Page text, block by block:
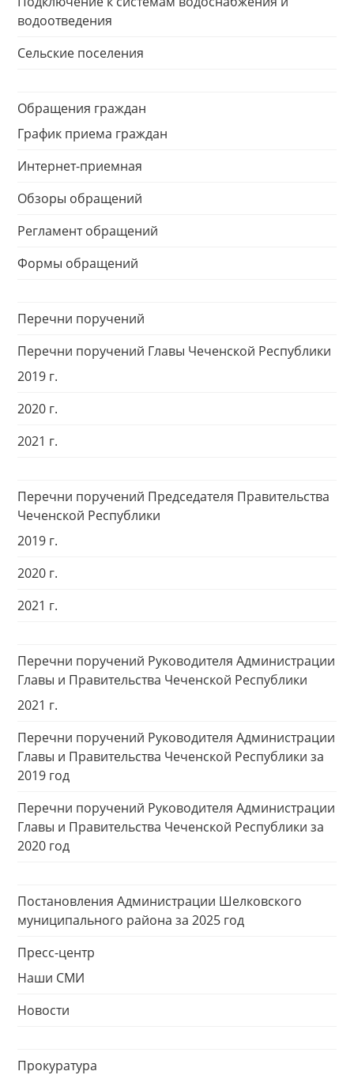
водоотведения
Сельские поселения
Обращения граждан
График приема граждан
Интернет-приемная
Обзоры обращений
Регламент обращений
Формы обращений
Перечни поручений
Перечни поручений Главы Чеченской Республики
2019 г.
2020 г.
2021 г.
Перечни поручений Председателя Правительства
Чеченской Республики
2019 г.
2020 г.
2021 г.
Перечни поручений Руководителя Администрации
Главы и Правительства Чеченской Республики
2021 г.
Перечни поручений Руководителя Администрации
Главы и Правительства Чеченской Республики за
2019 год
Перечни поручений Руководителя Администрации
Главы и Правительства Чеченской Республики за
2020 год
Постановления Администрации Шелковского
муниципального района за 2025 год
Пресс-центр
Наши СМИ
Новости
Прокуратура